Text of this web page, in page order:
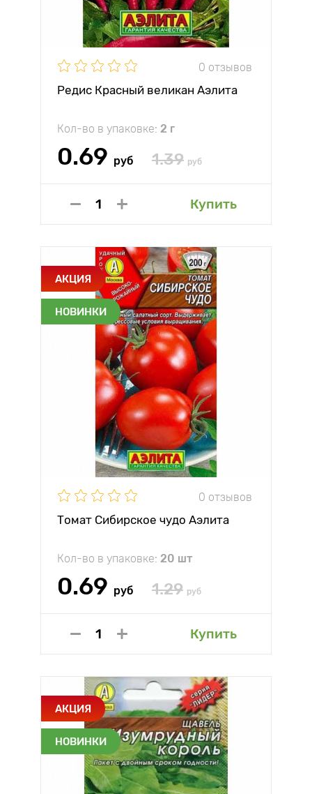
0 отзывов
Редис Красный великан Аэлита
Кол-во в упаковке: 2 г
0.69 руб 1.39 руб
Купить
АКЦИЯ
НОВИНКИ
0 отзывов
Томат Сибирское чудо Аэлита
Кол-во в упаковке: 20 шт
0.69 руб 1.29 руб
Купить
АКЦИЯ
НОВИНКИ